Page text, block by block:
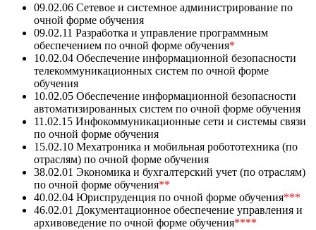
09.02.06 Сетевое и системное администрирование по
очной форме обучения
09.02.11 Разработка и управление программным
обеспечением по очной форме обучения*
10.02.04 Обеспечение информационной безопасности
телекоммуникационных систем по очной форме
обучения
10.02.05 Обеспечение информационной безопасности
автоматизированных систем по очной форме обучения
11.02.15 Инфокоммуникационные сети и системы связи
по очной форме обучения
15.02.10 Мехатроника и мобильная робототехника (по
отраслям) по очной форме обучения
38.02.01 Экономика и бухгалтерский учет (по отраслям)
по очной форме обучения**
40.02.04 Юриспруденция по очной форме обучения***
46.02.01 Документационное обеспечение управления и
архивоведение по очной форме обучения****